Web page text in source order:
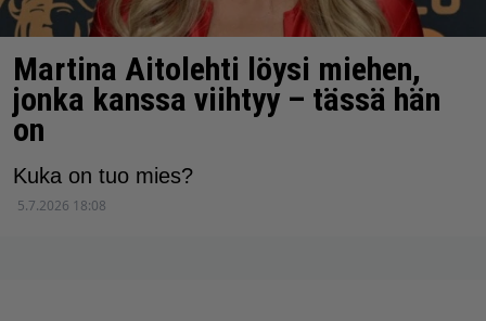
Martina Aitolehti löysi miehen,
jonka kanssa viihtyy – tässä hän
on
Kuka on tuo mies?
5.7.2026 18:08